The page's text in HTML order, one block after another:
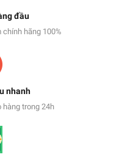
đầu
hãng 100%
nhanh
hàng trong 24h